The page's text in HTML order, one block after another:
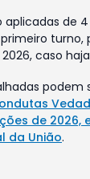
aplicadas de
caso
podem
de
da União.